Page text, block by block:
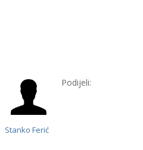
Stanko Ferić
Podijeli: